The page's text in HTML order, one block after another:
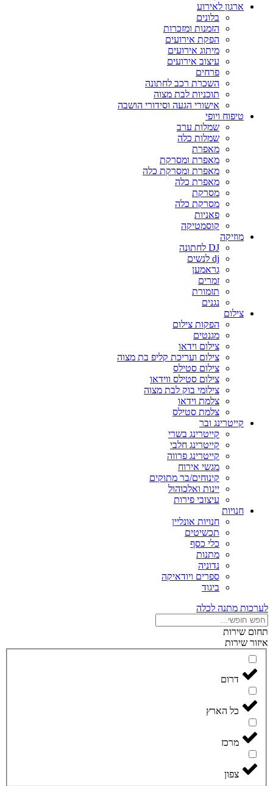
ארגון לאירוע
בלונים
הזמנות ומזכרות
הפקת אירועים
מיתוג אירועים
עיצוב אירועים
פרחים
השכרת רכב לחתונה
תוכניות לבת מצוה
אישורי הגעה וסידורי הושבה
טיפוח ויופי
שמלות ערב
שמלות כלה
מאפרת
מאפרת ומסרקת
מאפרת ומסרקת כלה
מאפרת כלה
מסרקת
מסרקת כלה
פאניות
קוסמטיקה
מוזיקה
DJ לחתונה
dj לנשים
גראמען
זמרים
תזמורת
נגנים
צילום
הפקות צילום
מגנטים
צילום וידאו
צילום ועריכת קליפ בת מצוה
צילום סטילס
צילום סטילס ווידאו
צילומי בוק לבת מצוה
צלמת וידאו
צלמת סטילס
קייטרינג ובר
קייטרינג בשרי
קייטרינג חלבי
קייטרינג פרווה
מגשי אירוח
קינוחים/בר מתוקים
יינות ואלכוהול
עיצובי פירות
חנויות
חנויות אונליין
תכשיטים
כלי כסף
מתנות
נדוניה
ספרים ויודאיקה
ביגוד
לערכות מתנה לכלה
תחום שירות
איזור שירות
דרום
כל הארץ
מרכז
צפון